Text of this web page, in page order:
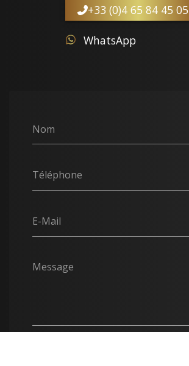
Nom
Téléphone
E-Mail
Message
+33 (0)4 65 84 45 05
WhatsApp